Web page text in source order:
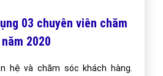
03 chuyên viên chăm
2020
hệ và chăm sóc khách hàng.